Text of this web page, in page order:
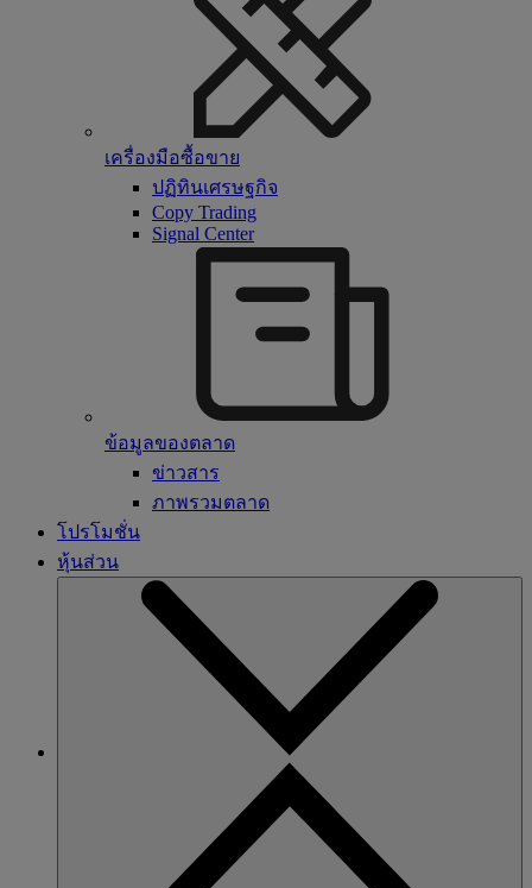
เครื่องมือซื้อขาย
ปฏิทินเศรษฐกิจ
Copy Trading
Signal Center
ข้อมูลของตลาด
ข่าวสาร
ภาพรวมตลาด
โปรโมชั่น
หุ้นส่วน